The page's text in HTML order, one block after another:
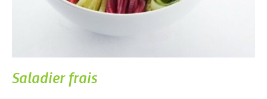
Saladier frais